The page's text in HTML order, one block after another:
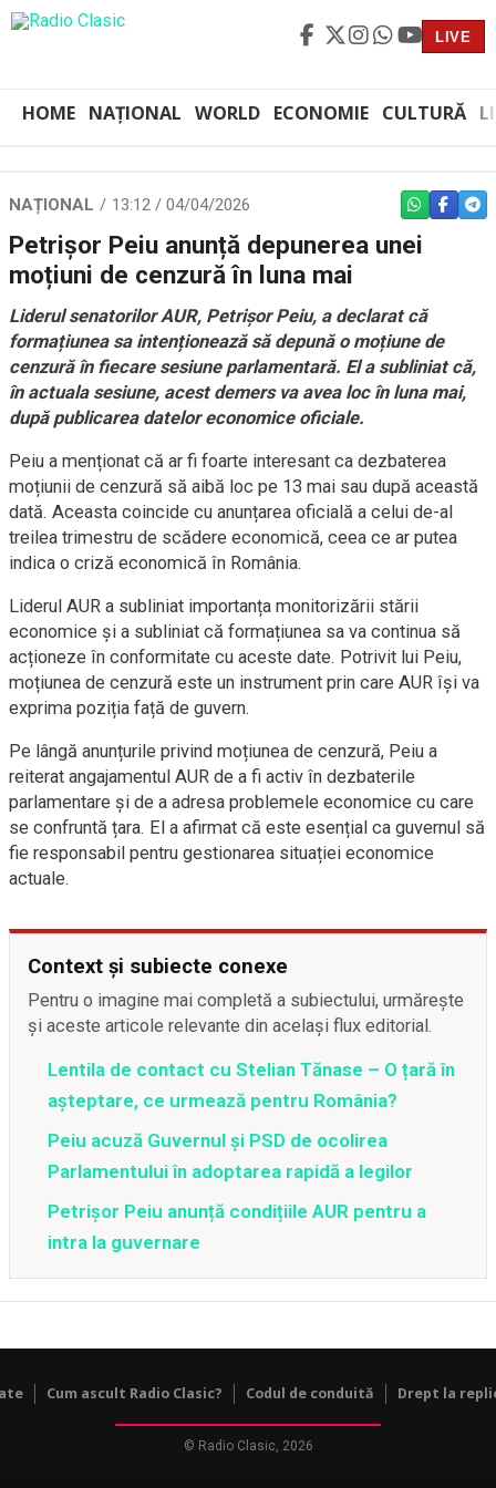
LIVE
HOME NAȚIONAL WORLD ECONOMIE CULTURĂ
NAȚIONAL 13:12 / 04/04/2026 WHATSAPP
Petrişor Peiu anunță depunerea unei
moțiuni de cenzură în luna mai
Liderul senatorilor AUR, Petrişor Peiu, a declarat că
formațiunea sa intenționează să depună o moțiune de
cenzură în fiecare sesiune parlamentară. El a subliniat că,
în actuala sesiune, acest demers va avea loc în luna mai,
după publicarea datelor economice oficiale.
Peiu a menționat că ar fi foarte interesant ca dezbaterea
moțiunii de cenzură să aibă loc pe 13 mai sau după această
dată. Aceasta coincide cu anunțarea oficială a celui de-al
treilea trimestru de scădere economică, ceea ce ar putea
indica o criză economică în România.
Liderul AUR a subliniat importanța monitorizării stării
economice și a subliniat că formațiunea sa va continua să
acționeze în conformitate cu aceste date. Potrivit lui Peiu,
moțiunea de cenzură este un instrument prin care AUR își va
exprima poziția față de guvern.
Pe lângă anunțurile privind moțiunea de cenzură, Peiu a
reiterat angajamentul AUR de a fi activ în dezbaterile
parlamentare și de a adresa problemele economice cu care
se confruntă țara. El a afirmat că este esențial ca guvernul să
fie responsabil pentru gestionarea situației economice
actuale.
Context și subiecte conexe
Pentru o imagine mai completă a subiectului, urmărește
și aceste articole relevante din același flux editorial.
Lentila de contact cu Stelian Tănase – O țară în
așteptare, ce urmează pentru România?
Peiu acuză Guvernul și PSD de ocolirea
Parlamentului în adoptarea rapidă a legilor
Petrișor Peiu anunță condițiile AUR pentru a
intra la guvernare
Cum ascult Radio Clasic? Codul de conduită Drept la
© Radio Clasic, 2026